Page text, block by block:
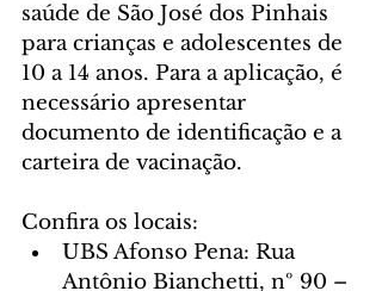
saúde de São José dos Pinhais
para crianças e adolescentes de
10 a 14 anos. Para a aplicação, é
necessário apresentar
documento de identificação e a
carteira de vacinação.
Confira os locais:
UBS Afonso Pena: Rua
Antônio Bianchetti, nº 90 –